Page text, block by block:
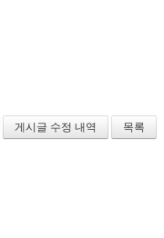
게시글 수정 내역 목록